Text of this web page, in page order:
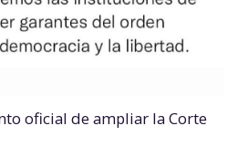
oficial de ampliar la Corte